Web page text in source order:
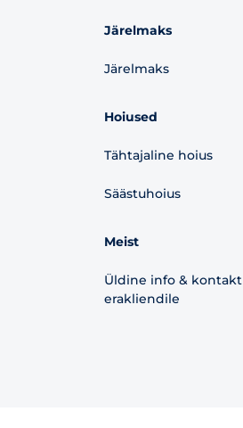
Järelmaks
Järelmaks
Hoiused
Tähtajaline hoius
Säästuhoius
Meist
Üldine info & kontakt
erakliendile